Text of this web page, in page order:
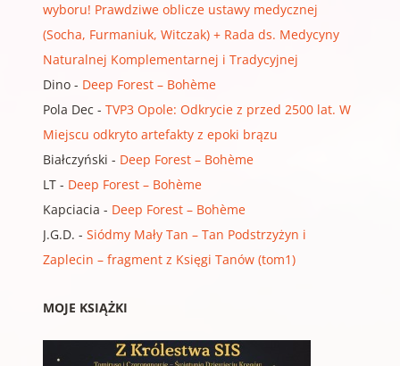
wyboru! Prawdziwe oblicze ustawy medycznej
(Socha, Furmaniuk, Witczak) + Rada ds. Medycyny
Naturalnej Komplementarnej i Tradycyjnej
Dino- Deep Forest – Bohème
Pola Dec - TVP3 Opole: Odkrycie z przed 2500 lat. W
Miejscu odkryto artefakty z epoki brązu
Białczyński - Deep Forest – Bohème
LT- Deep Forest – Bohème
Kapciacia - Deep Forest – Bohème
J.G.D. - Siódmy Mały Tan – Tan Podstrzyżyn i
Zaplecin – fragment z Księgi Tanów (tom1)
MOJE KSIĄŻKI